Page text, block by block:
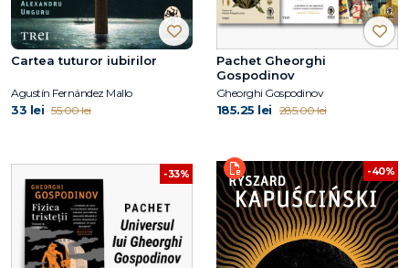
Cartea tuturor iubirilor
Agustín Fernández Mallo
33 lei 55.00 lei
Pachet Gheorghi
Gospodinov
Gheorghi Gospodinov
185.25 lei 285.00 lei
-33% -40%